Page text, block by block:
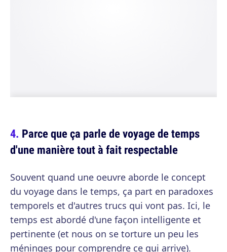
Parce que ça parle de voyage de temps
d'une manière tout à fait respectable
Souvent quand une oeuvre aborde le concept
du voyage dans le temps, ça part en paradoxes
temporels et d'autres trucs qui vont pas. Ici, le
temps est abordé d'une façon intelligente et
pertinente (et nous on se torture un peu les
méninges pour comprendre ce qui arrive).